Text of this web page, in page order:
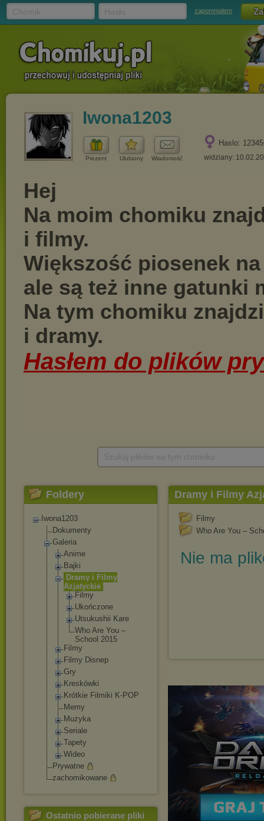
zapomniałem
Iwona1203
Prezent Ulubiony Wiadomość
Haslo:
widziany:
Foldery
Iwona1203
Dokumenty
Galeria
Anime
Bajki
Dramy i Filmy
Azjatyckie
Filmy
Ukończone
Utsukushii Kare
Who Are You –
School 2015
Filmy
Filmy Disnep
Gry
Kreskówki
Krótkie Filmiki K-POP
Memy
Muzyka
Seriale
Tapety
Wideo
Prywatne
zachomikowane
Ostatnio pobierane pliki
Dramy i Filmy
Filmy
Who Are You –
Nie ma